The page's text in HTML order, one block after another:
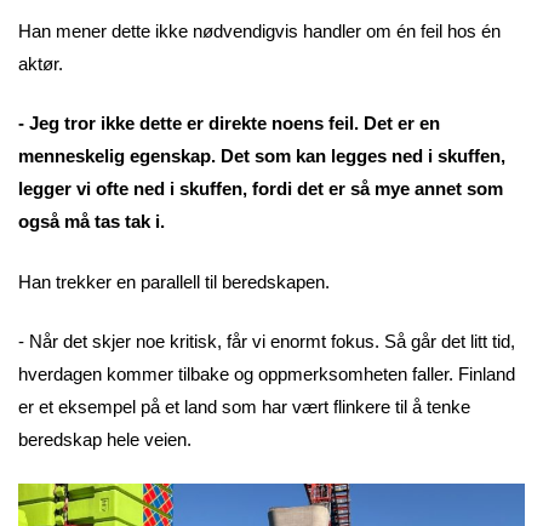
Han mener dette ikke nødvendigvis handler om én feil hos én
aktør.
- Jeg tror ikke dette er direkte noens feil. Det er en
menneskelig egenskap. Det som kan legges ned i skuffen,
legger vi ofte ned i skuffen, fordi det er så mye annet som
også må tas tak i.
Han trekker en parallell til beredskapen.
- Når det skjer noe kritisk, får vi enormt fokus. Så går det litt tid,
hverdagen kommer tilbake og oppmerksomheten faller. Finland
er et eksempel på et land som har vært flinkere til å tenke
beredskap hele veien.